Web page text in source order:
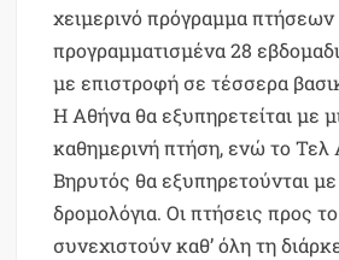
χειμερινό πρόγραμμα πτήσεων
προγραμματισμένα 28
με επιστροφή σε τέσσερα
Η Αθήνα θα εξυπηρετείται με
καθημερινή πτήση, ενώ το Τελ
Βηρυτός θα εξυπηρετούνται με
δρομολόγια. Οι πτήσεις προς
συνεχιστούν καθ’ όλη τη